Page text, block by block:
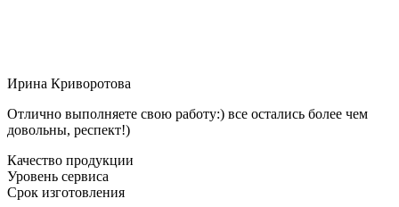
Ирина Криворотова
Отлично выполняете свою работу:) все остались более чем
довольны, респект!)
Качество продукции
Уровень сервиса
Срок изготовления